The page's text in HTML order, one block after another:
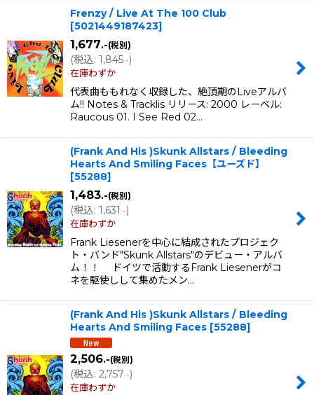
Frenzy / Live At The 100 Club
[5021449187423]
1,677.-(税別)
(税込: 1,845.-)
在庫わずか
代表曲ももれなく収録した、絶頂期のLiveアルバ
ム!! Notes & Tracklis リリース: 2000 レーベル:
Raucous 01. I See Red 02…
(Frank And His )Skunk Allstars / Bleeding
Hearts And Smiling Faces【ユーズド】
[55288]
1,483.-(税別)
(税込: 1,631 .-)
在庫わずか
Frank Liesenerを中心に結成されたプロジェク
ト・バンド"Skunk Allstars"のデビュー・アルバ
ム！！ ドイツで活動するFrank Liesenerがコ
ネを駆使しして集めたメン…
(Frank And His )Skunk Allstars / Bleeding
Hearts And Smiling Faces [55288]
2,506.-(税別)
(税込: 2,757.-)
在庫わずか